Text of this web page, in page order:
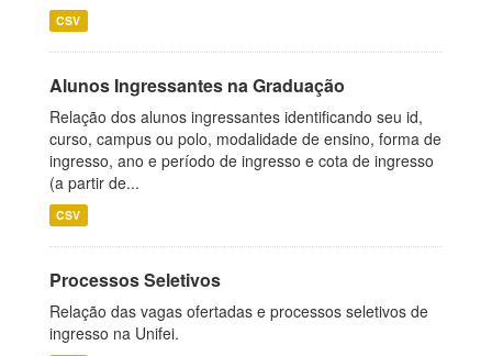
CSV
Alunos Ingressantes na Graduação
Relação dos alunos ingressantes identificando seu id,
curso, campus ou polo, modalidade de ensino, forma de
ingresso, ano e período de ingresso e cota de ingresso
(a partir de...
CSV
Processos Seletivos
Relação das vagas ofertadas e processos seletivos de
ingresso na Unifei.